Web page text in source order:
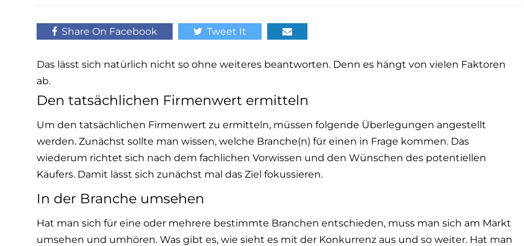
Share On Facebook Tweet It
Das lässt sich natürlich nicht so ohne weiteres beantworten. Denn es hängt von vielen Faktoren
ab.
Den tatsächlichen Firmenwert ermitteln
Um den tatsächlichen Firmenwert zu ermitteln, müssen folgende Überlegungen angestellt
werden. Zunächst sollte man wissen, welche Branche(n) für einen in Frage kommen. Das
wiederum richtet sich nach dem fachlichen Vorwissen und den Wünschen des potentiellen
Käufers. Damit lässt sich zunächst mal das Ziel fokussieren.
In der Branche umsehen
Hat man sich für eine oder mehrere bestimmte Branchen entschieden, muss man sich am Markt
umsehen und umhören. Was gibt es, wie sieht es mit der Konkurrenz aus und so weiter. Hat man